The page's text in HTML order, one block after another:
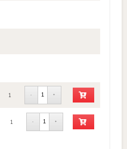
1 - +
1 - +